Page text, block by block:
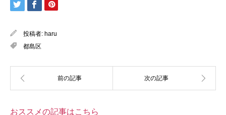
投稿者: haru
都島区
おススメの記事はこちら